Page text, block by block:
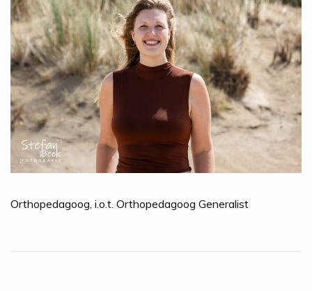
Orthopedagoog, i.o.t. Orthopedagoog Generalist